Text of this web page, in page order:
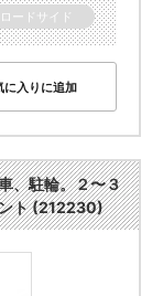
ロードサイド
に入りに追加
、駐輪。２〜３
ト (212230)